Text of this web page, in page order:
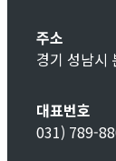
주소
경기 성남시
대표번호
031) 789-